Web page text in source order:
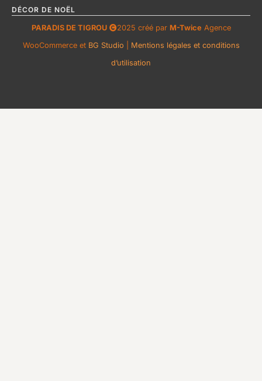
DÉCOR DE NOËL
PARADIS DE TIGROU 2025 créé par M-Twice Agence
WooCommerce et BG Studio
Mentions légales et conditions
d’utilisation